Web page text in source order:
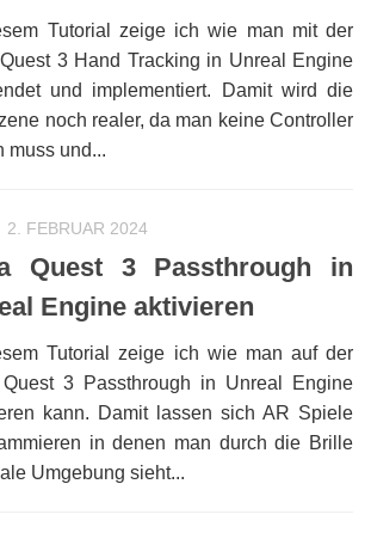
Tutorial zeige ich wie man mit der
3 Hand Tracking in Unreal Engine
und implementiert. Damit wird die
noch realer, da man keine Controller
muss und...
2. FEBRUAR 2024
Quest 3 Passthrough in
Engine aktivieren
Tutorial zeige ich wie man auf der
Quest 3 Passthrough in Unreal Engine
kann. Damit lassen sich AR Spiele
in denen man durch die Brille
Umgebung sieht...